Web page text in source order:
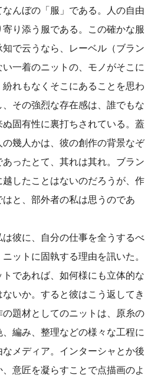
んぼの「服」である。人の自由
り添う服である。この確かな服
で云うなら、レーベル（ブラン
い一着のニットの、モノがそこに
れもなくそこにあることを思わ
その強烈な存在感は、誰でもな
固有性に裏打ちされている。蓋
の幾人かは、彼の創作の背景なぞ
ったとて、其れは其れ。ブラン
越したことはないのだろうが、作
と、部外者の私は思うのであ
彼に、自分の仕事を全うするべ
ットに固執する理由を訊いた。
であれば、如何様にも立体的な
いか。すると彼はこう返してき
題材としてのニットは、原糸の
編み、整理などの様々な工程に
メディア。インターシャとか後
意匠を凝らすことで点描画のよ